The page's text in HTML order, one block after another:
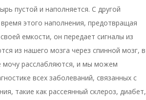
пустой и наполняется. С другой
этого наполнения, предотвращая
емкости, он передает сигналы из
из нашего мозга через спинной мозг, в
расслабляются, и мы можем
всех заболеваний, связанных с
такие как рассеянный склероз, диабет,